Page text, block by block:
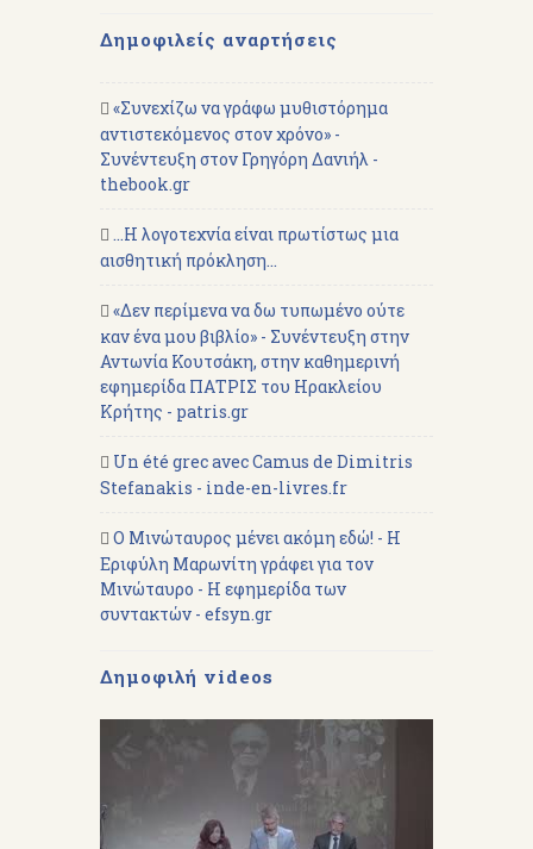
Δημοφιλείς αναρτήσεις
«Συνεχίζω να γράφω μυθιστόρημα
αντιστεκόμενος στον χρόνο» -
Συνέντευξη στον Γρηγόρη Δανιήλ -
thebook.gr
...Η λογοτεχνία είναι πρωτίστως μια
αισθητική πρόκληση...
«Δεν περίμενα να δω τυπωμένο ούτε
καν ένα μου βιβλίο» - Συνέντευξη στην
Αντωνία Κουτσάκη, στην καθημερινή
εφημερίδα ΠΑΤΡΙΣ του Ηρακλείου
Κρήτης - patris.gr
Un été grec avec Camus de Dimitris
Stefanakis - inde-en-livres.fr
Ο Μινώταυρος μένει ακόμη εδώ! - Η
Εριφύλη Μαρωνίτη γράφει για τον
Μινώταυρο - Η εφημερίδα των
συντακτών - efsyn.gr
Δημοφιλή videos